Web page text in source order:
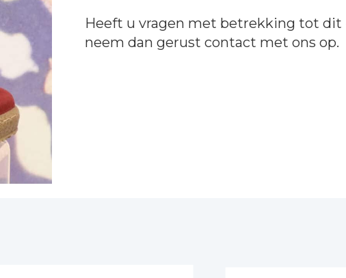
Heeft u vragen met betrekking tot dit
neem dan gerust contact met ons op.